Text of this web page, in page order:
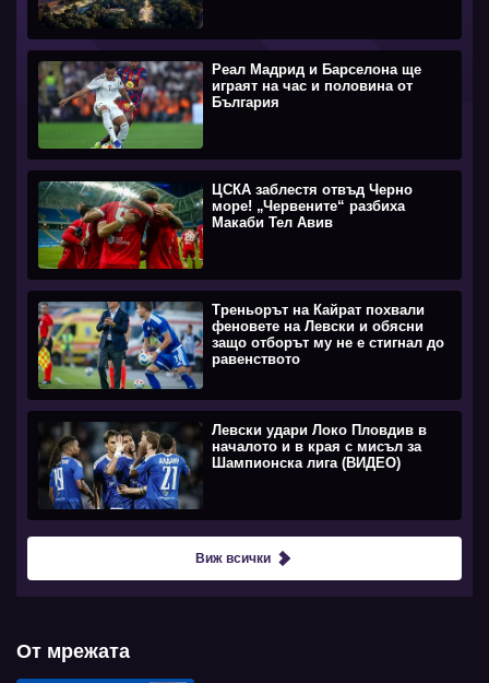
Реал Мадрид и Барселона ще
играят на час и половина от
България
ЦСКА заблестя отвъд Черно
море! „Червените“ разбиха
Макаби Тел Авив
Треньорът на Кайрат похвали
феновете на Левски и обясни
защо отборът му не е стигнал до
равенството
Левски удари Локо Пловдив в
началото и в края с мисъл за
Шампионска лига (ВИДЕО)
Виж всички
От мрежата